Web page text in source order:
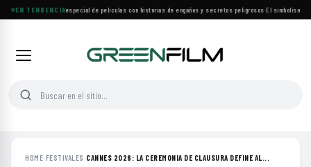
EN TENDENCIA
Lifetime estrena especial de películas con historias de engaños y secretos peligrosos·El simbolismo
HOME›FESTIVALES ›CANNES 2026: LA CEREMONIA DE CLAUSURA DEFINE AL...